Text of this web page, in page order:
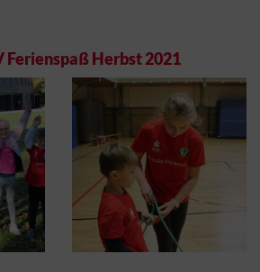
Herbst 2021